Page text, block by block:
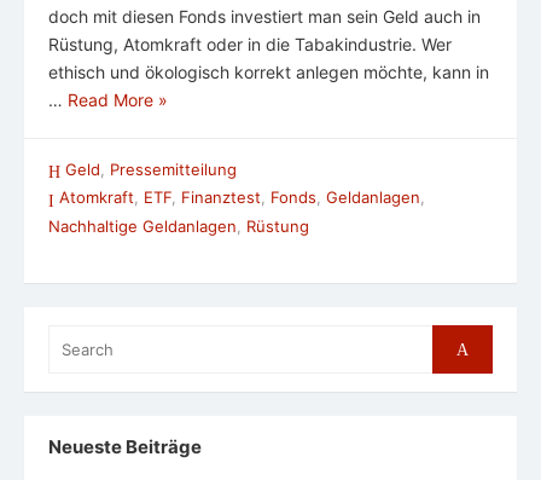
doch mit diesen Fonds investiert man sein Geld auch in
Rüstung, Atomkraft oder in die Tabakindustrie. Wer
ethisch und ökologisch korrekt anlegen möchte, kann in
… Read More »
Geld
Pressemitteilung
Atomkraft, ETF, Finanztest, Fonds, Geldanlagen,
Nachhaltige Geldanlagen
Rüstung
for:
Search
Neueste Beiträge